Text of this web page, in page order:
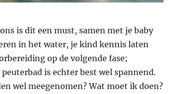
is dit een must, samen met je baby
in het water, je kind kennis laten
op de volgende fase;
is echter best wel spannend.
wel meegenomen? Wat moet ik doen?